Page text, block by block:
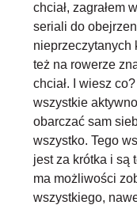
chciał, zagrałem
seriali do
nieprzeczytanych
też na rowerze
chciał. I wiesz
wszystkie
obarczać sam
wszystko. Tego
jest za krótka i są
ma możliwości
wszystkiego,